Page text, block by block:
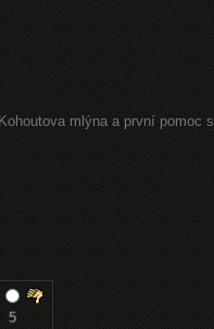
mlýna a první pomoc s
5